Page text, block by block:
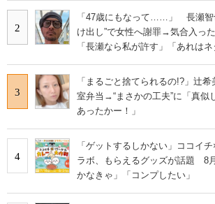
2
「47歳にもなって……」 長瀬智
け出し”で女性へ謝罪→気合入
「長瀬なら私が許す」「あれはネ
3
「まるごと捨てられるの!?」辻
室弁当→“まさかの工夫”に「真似
あったかー！」
4
「ゲットするしかない」ココイ
ラボ、もらえるグッズが話題 8
かなきゃ」「コンプしたい」